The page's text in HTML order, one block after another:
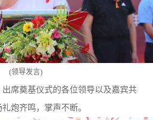
(领导发言)
席奠基仪式的各位领导以及嘉宾共
炮齐鸣，掌声不断。